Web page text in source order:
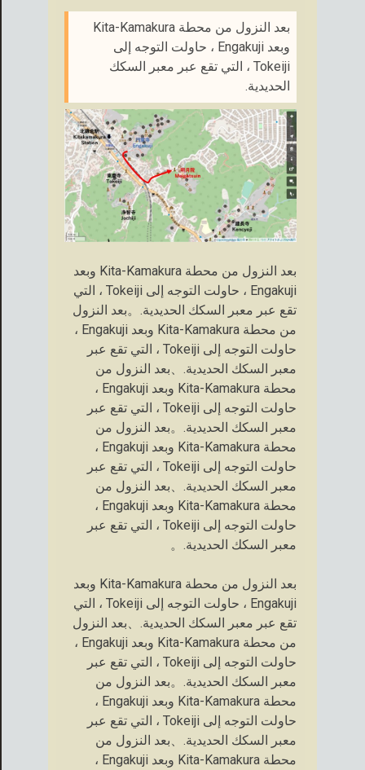
بعد النزول من محطة Kita-Kamakura
وبعد Engakuji ، حاولت التوجه إلى
Tokeiji ، التي تقع عبر معبر السكك
الحديدية.
بعد النزول من محطة Kita-Kamakura وبعد
Engakuji ، حاولت التوجه إلى Tokeiji ، التي
تقع عبر معبر السكك الحديدية.。بعد النزول
من محطة Kita-Kamakura وبعد Engakuji ،
حاولت التوجه إلى Tokeiji ، التي تقع عبر
معبر السكك الحديدية.、بعد النزول من
محطة Kita-Kamakura وبعد Engakuji ،
حاولت التوجه إلى Tokeiji ، التي تقع عبر
معبر السكك الحديدية.。بعد النزول من
محطة Kita-Kamakura وبعد Engakuji ،
حاولت التوجه إلى Tokeiji ، التي تقع عبر
معبر السكك الحديدية.、بعد النزول من
محطة Kita-Kamakura وبعد Engakuji ،
حاولت التوجه إلى Tokeiji ، التي تقع عبر
معبر السكك الحديدية.。
بعد النزول من محطة Kita-Kamakura وبعد
Engakuji ، حاولت التوجه إلى Tokeiji ، التي
تقع عبر معبر السكك الحديدية.、بعد النزول
من محطة Kita-Kamakura وبعد Engakuji ،
حاولت التوجه إلى Tokeiji ، التي تقع عبر
معبر السكك الحديدية.。بعد النزول من
محطة Kita-Kamakura وبعد Engakuji ،
حاولت التوجه إلى Tokeiji ، التي تقع عبر
معبر السكك الحديدية.、بعد النزول من
محطة Kita-Kamakura وبعد Engakuji ،